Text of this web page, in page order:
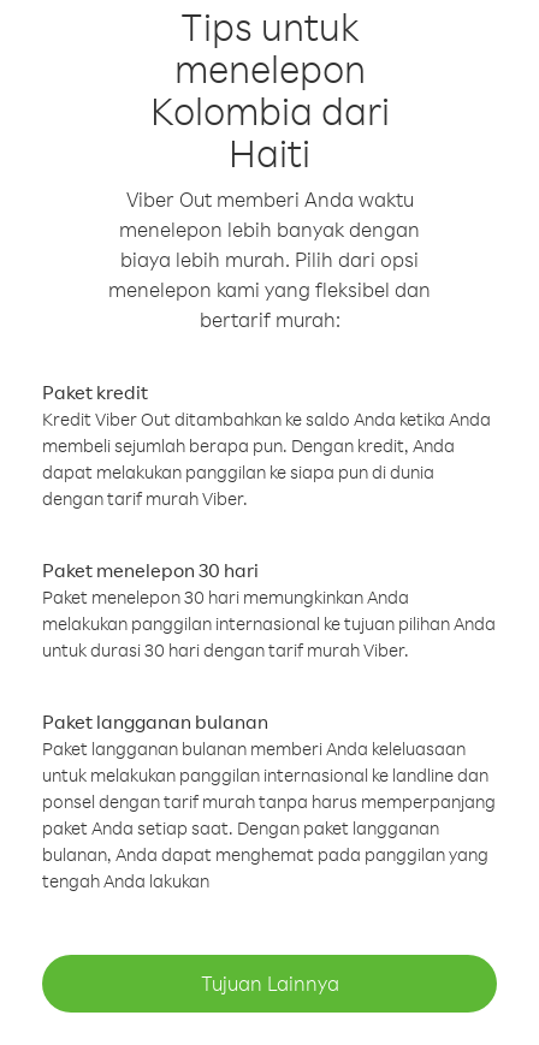
Tips untuk
menelepon
Kolombia dari
Haiti
Viber Out memberi Anda waktu
menelepon lebih banyak dengan
biaya lebih murah. Pilih dari opsi
menelepon kami yang fleksibel dan
bertarif murah:
Paket kredit
Kredit Viber Out ditambahkan ke saldo Anda ketika Anda
membeli sejumlah berapa pun. Dengan kredit, Anda
dapat melakukan panggilan ke siapa pun di dunia
dengan tarif murah Viber.
Paket menelepon 30 hari
Paket menelepon 30 hari memungkinkan Anda
melakukan panggilan internasional ke tujuan pilihan Anda
untuk durasi 30 hari dengan tarif murah Viber.
Paket langganan bulanan
Paket langganan bulanan memberi Anda keleluasaan
untuk melakukan panggilan internasional ke landline dan
ponsel dengan tarif murah tanpa harus memperpanjang
paket Anda setiap saat. Dengan paket langganan
bulanan, Anda dapat menghemat pada panggilan yang
tengah Anda lakukan
Tujuan Lainnya